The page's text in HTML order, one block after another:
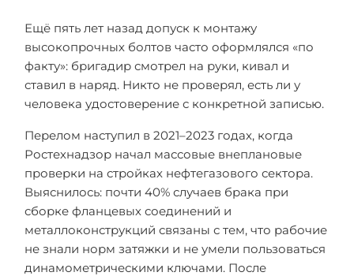
Ещё пять лет назад допуск к монтажу
высокопрочных болтов часто оформлялся «по
факту»: бригадир смотрел на руки, кивал и
ставил в наряд. Никто не проверял, есть ли у
человека удостоверение с конкретной записью.
Перелом наступил в 2021–2023 годах, когда
Ростехнадзор начал массовые внеплановые
проверки на стройках нефтегазового сектора.
Выяснилось: почти 40% случаев брака при
сборке фланцевых соединений и
металлоконструкций связаны с тем, что рабочие
не знали норм затяжки и не умели пользоваться
динамометрическими ключами. После